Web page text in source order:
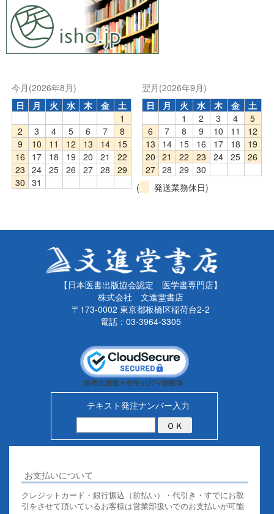
今月(2026年8月)
日
月 火 水 木 金
土
1
2
3 4 5 6 7
8
9
10 11 12 13 14
15
16
17 18 19 20 21
22
23
24 25 26 27 28
29
30
31
翌月(2026年9月)
日
月 火 水 木 金
土
1
2 3 4
5
6
7 8 9 10 11
12
13
14 15 16 17 18
19
20
21 22 23 24 25
26
27 28 29
30
(
発送業務休日)
【日本医書出版協会認定 医学書専門店】
株式会社 文進堂書店
〒173-0002 東京都板橋区稲荷台2-2
電話：03-3964-3305
テキスト発注ナンバー入力
お支払いについて
クレジットカード・銀行振込（前払い）・代引き・すでにお取
引をさせて頂いているお客様は営業部扱いでのお支払いが可能